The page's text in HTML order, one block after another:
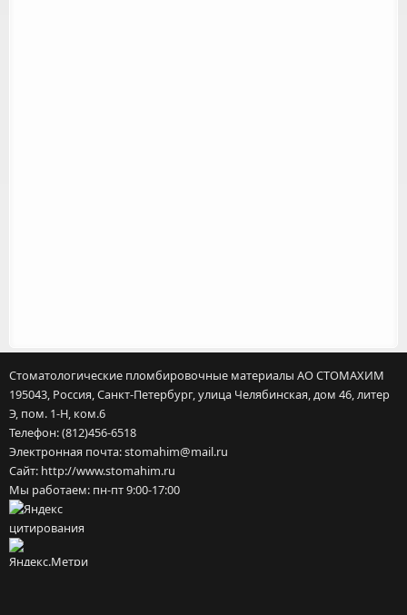
Стоматологические пломбировочные материалы АО СТОМАХИМ
195043, Россия,Санкт-Петербург,улица Челябинская, дом 46, литер
Э, пом. 1-Н, ком.6
Телефон:(812)456-6518
Электронная почта:stomahim@mail.ru
Сайт: http://www.stomahim.ru
Мы работаем: пн-пт 9:00-17:00